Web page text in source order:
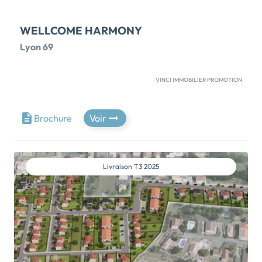
WELLCOME HARMONY
Lyon 69
VINCI IMMOBILIER PROMOTION
avec des appartements qui s’ouvrent pour la plupart
sur de généreux balcons ou des terrasses. Ces
espaces extérieurs privatifs offrent de belles vues sur
une large promenade arborée et calme. Commerces,
écoles, restaurants… Une manière unique pour vous
de vivre en symbiose […] Voir le programme
immobilier neuf >>
Brochure Voir
Livraison T3 2025